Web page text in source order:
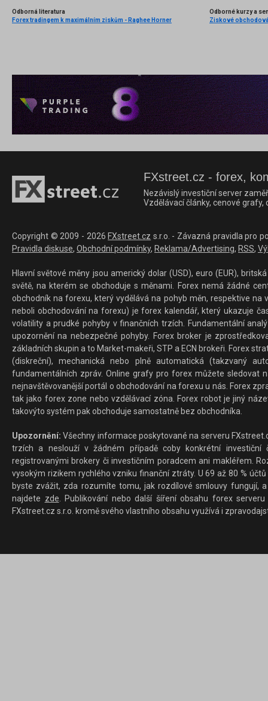
Odborná literatura
Forex tradingem k maximálním ziskům - Raghee Horner
Odborné kurzy a
FXstreet.cz - forex,
Nezávislý investiční server
Vzdělávací články, cenové
Copyright © 2009 - 2026 FXstreet.cz s.r.o. - Závazná pravidla pro
Pravidla diskuse, Obchodní podmínky, Reklama/Advertising, RSS,
Hlavní světové měny jsou americký dolar (USD), euro (EUR),
světě, na kterém se obchoduje s měnami. Forex nemá žádné
obchodník na forexu, který vydělává na pohyb měn, respektive
neboli obchodování na forexu) je forex kalendář, který ukazuje
volatility a prudké pohyby v finančních trzích. Fundamentální
upozornění na nebezpečné pohyby. Forex broker je
základních skupin a to Market-makeři, STP a ECN brokeři. Forex
(diskreční), mechanická nebo plně automatická (takzvaný
fundamentálních zpráv. Online grafy pro forex můžete sledovat
nejnavštěvovanější portál o obchodování na forexu u nás. Forex
tak jako forex zone nebo vzdělávací zóna. Forex robot je jiný
takovýto systém pak obchoduje samostatně bez obchodníka.
Upozornění: Všechny informace poskytované na serveru
trzích a neslouží v žádném případě coby konkrétní investiční
registrovanými brokery či investičním poradcem ani makléřem.
vysokým rizikem rychlého vzniku finanční ztráty. U 69 až 80 %
byste zvážit, zda rozumíte tomu, jak rozdílové smlouvy fungují,
najdete zde. Publikování nebo další šíření obsahu forex
FXstreet.cz s.r.o. kromě svého vlastního obsahu využívá i